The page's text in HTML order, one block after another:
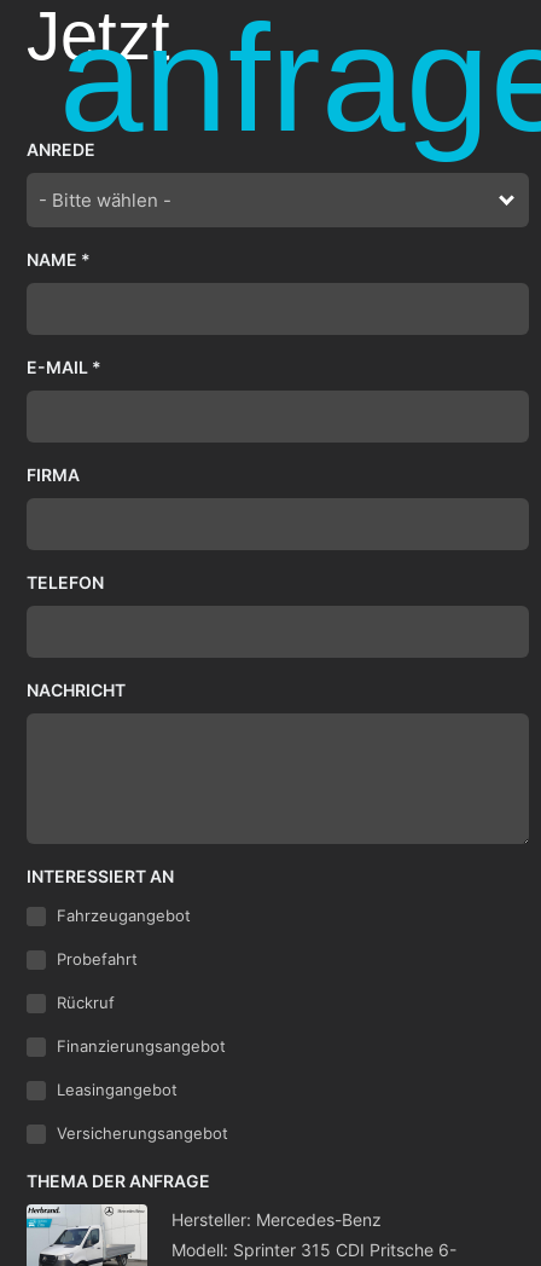
Jetzt
ANREDE
- Bitte wählen -
NAME *
E-MAIL *
FIRMA
TELEFON
NACHRICHT
INTERESSIERT AN
Fahrzeugangebot
Probefahrt
Rückruf
Finanzierungsangebot
Leasingangebot
Versicherungsangebot
THEMA DER ANFRAGE
Hersteller: Mercedes-Benz
Modell: Sprinter 315 CDI Pritsche 6-